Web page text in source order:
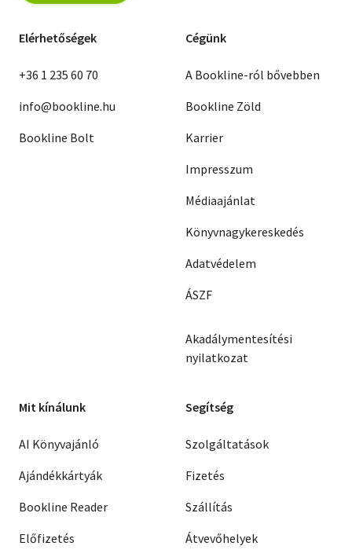
Elérhetőségek
+36 1 235 60 70
info@bookline.hu
Bookline Bolt
Cégünk
A Bookline-ról bővebben
Bookline Zöld
Karrier
Impresszum
Médiaajánlat
Könyvnagykereskedés
Adatvédelem
ÁSZF
Akadálymentesítési
nyilatkozat
Mit kínálunk
AI Könyvajánló
Ajándékkártyák
Bookline Reader
Előfizetés
Segítség
Szolgáltatások
Fizetés
Szállítás
Átvevőhelyek